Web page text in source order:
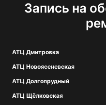
Запись на
АТЦ Дмитровка
АТЦ Новоясеневская
АТЦ Долгопрудный
АТЦ Щёлковская